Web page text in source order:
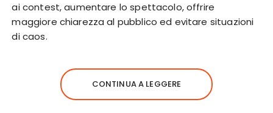
ai contest, aumentare lo spettacolo, offrire
maggiore chiarezza al pubblico ed evitare situazioni
di caos.
CONTINUA A LEGGERE